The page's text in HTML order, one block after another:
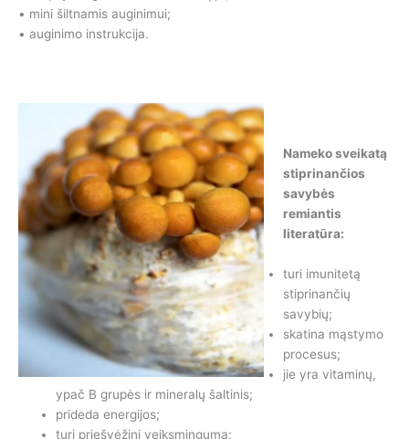
• mini šiltnamis auginimui;
• auginimo instrukcija.
Nameko sveikatą
stiprinančios
savybės
remiantis
literatūra:
turi imunitetą
stiprinančių
savybių;
skatina mąstymo
procesus;
jie yra vitaminų,
ypač B grupės ir mineralų šaltinis;
prideda energijos;
turi priešvėžinį veiksmingumą;